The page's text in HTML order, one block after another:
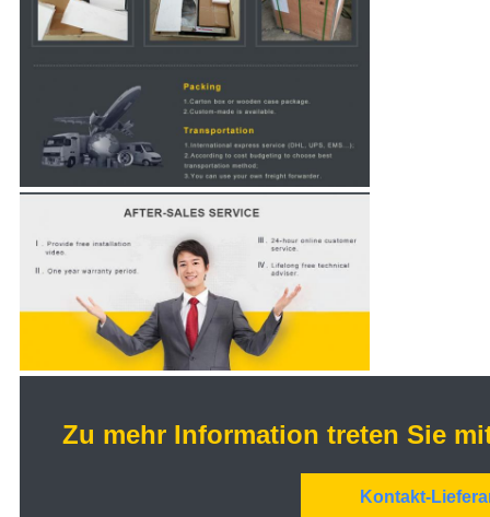
Zu mehr Information treten Sie
Kontakt-